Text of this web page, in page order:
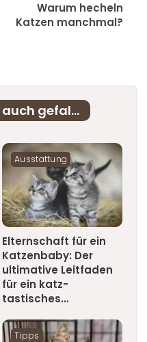
Warum hecheln
Katzen manchmal?
gefallen
Ausstattung
Elternschaft für ein
Katzenbaby: Der
ultimative Leitfaden
für ein katz-
tastisches…
Tipps